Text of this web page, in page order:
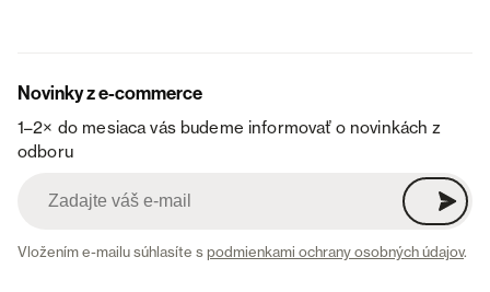
Novinky z e-commerce
1–2× do mesiaca vás budeme informovať o novinkách z
odboru
Vložením e-mailu súhlasíte spodmienkami ochrany osobných údajov.